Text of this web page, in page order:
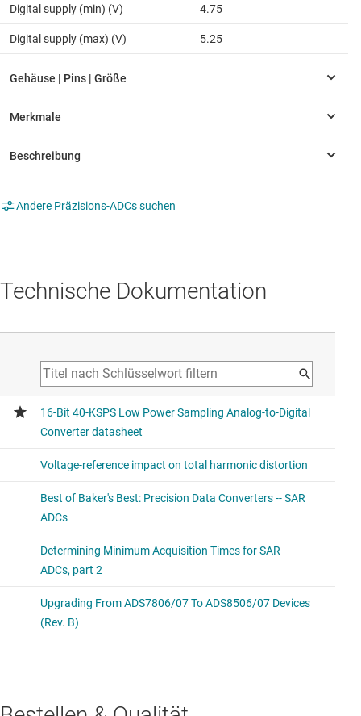
Digital supply (min) (V) 4.75
Digital supply (max) (V) 5.25
Andere Präzisions-ADCs suchen
Technische Dokumentation